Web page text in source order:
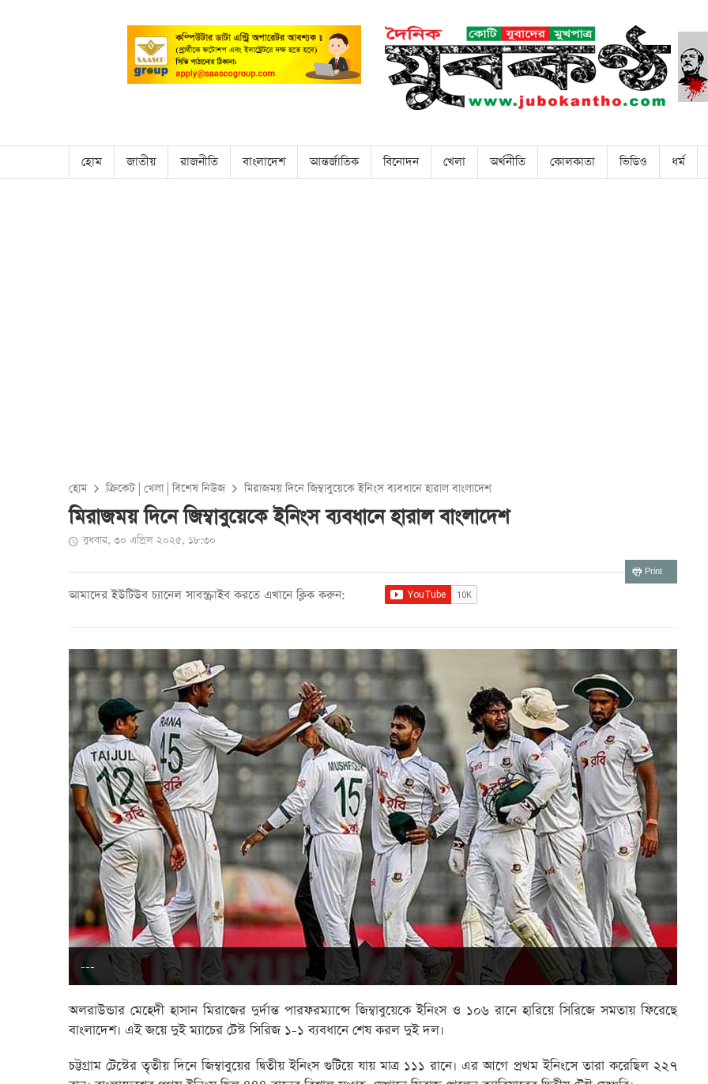
হোম জাতীয় রাজনীতি বাংলাদেশ আন্তর্জাতিক বিনোদন খেলা অর্থনীতি কোলকাতা ভিডিও ধর্ম
হোম ক্রিকেট| খেলা|বিশেষ নিউজ মিরাজময় দিনে জিম্বাবুয়েকে ইনিংস ব্যবধানে হারাল বাংলাদেশ
মিরাজময় দিনে জিম্বাবুয়েকে ইনিংস ব্যবধানে হারাল বাংলাদেশ
বুধবার, ৩০ এপ্রিল ২০২৫, ১৮:৩০
Print
আমাদের ইউটিউব চ্যানেল সাবস্ক্রাইব করতে এখানে ক্লিক করুন:
---
অলরাউন্ডার মেহেদী হাসান মিরাজের দুর্দান্ত পারফরম্যান্সে জিম্বাবুয়েকে ইনিংস ও ১০৬ রানে হারিয়ে সিরিজে সমতায় ফিরেছে
বাংলাদেশ। এই জয়ে দুই ম্যাচের টেস্ট সিরিজ ১-১ ব্যবধানে শেষ করল দুই দল।
চট্টগ্রাম টেস্টের তৃতীয় দিনে জিম্বাবুয়ের দ্বিতীয় ইনিংস গুটিয়ে যায় মাত্র ১১১ রানে। এর আগে প্রথম ইনিংসে তারা করেছিল ২২৭